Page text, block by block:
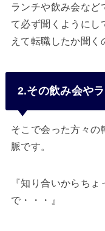
ランチや飲み会など
て必ず聞くようにし
えて転職したか聞く
2.その飲み会や
そこで会った方々の
脈です。
『知り合いからち
で・・・』